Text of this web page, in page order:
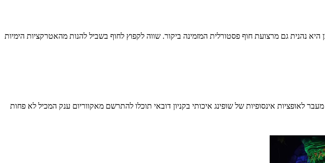
נהנית גם מרצועת חוף פסטורלית המזמינה ביקור. שווה לקפוץ לחוף בשביל להנות מהאטרקציות הימיות
לאופציות אינסופיות של שופינג איכותי בקניון דובאי תוכלו להתרשם מאקווריום ענק המכיל לא פחות